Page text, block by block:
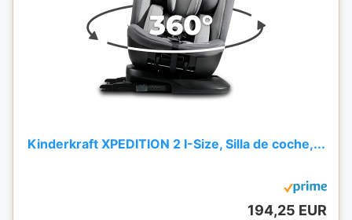
Kinderkraft XPEDITION 2 I-Size, Silla de coche,...
194,25 EUR